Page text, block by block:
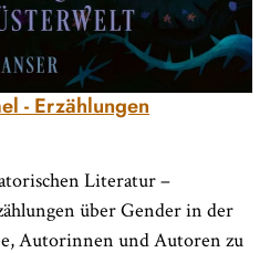
- Erzählungen
Literatur –
über Gender in der
Autorinnen und Autoren zu